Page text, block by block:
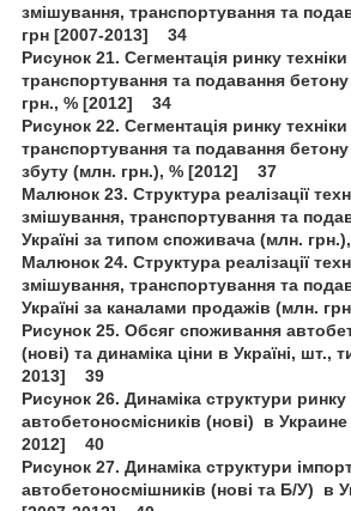
змішування, транспортування та
грн [2007-2013] 34
Рисунок 21. Сегментація ринку
транспортування та подавання
грн., % [2012] 34
Рисунок 22. Сегментація ринку
транспортування та подавання
збуту (млн. грн.), % [2012] 37
Малюнок 23. Структура реалізації
змішування, транспортування та
Україні за типом споживача (млн.
Малюнок 24. Структура реалізації
змішування, транспортування та
Україні за каналами продажів (млн.
Рисунок 25. Обсяг споживання
(нові) та динаміка ціни в Україні, шт.,
2013] 39
Рисунок 26. Динаміка структури ринку
автобетоносмісників (нові) в
2012] 40
Рисунок 27. Динаміка структури
автобетоносмішників (нові та Б/У) в